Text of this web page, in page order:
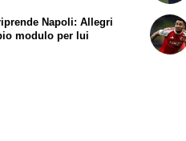
Napoli: Allegri
modulo per lui